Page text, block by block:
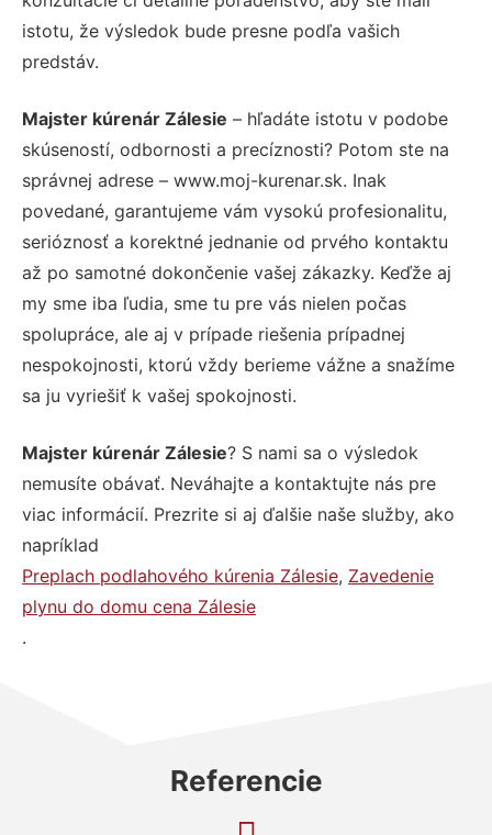
istotu, že výsledok bude presne podľa vašich
predstáv.
Majster kúrenár Zálesie – hľadáte istotu v podobe
skúseností, odbornosti a precíznosti? Potom ste na
správnej adrese – www.moj-kurenar.sk. Inak
povedané, garantujeme vám vysokú profesionalitu,
serióznosť a korektné jednanie od prvého kontaktu
až po samotné dokončenie vašej zákazky. Keďže aj
my sme iba ľudia, sme tu pre vás nielen počas
spolupráce, ale aj v prípade riešenia prípadnej
nespokojnosti, ktorú vždy berieme vážne a snažíme
sa ju vyriešiť k vašej spokojnosti.
Majster kúrenár Zálesie? S nami sa o výsledok
nemusíte obávať. Neváhajte a kontaktujte nás pre
viac informácií. Prezrite si aj ďalšie naše služby, ako
napríklad
Preplach podlahového kúrenia Zálesie, Zavedenie
plynu do domu cena Zálesie
.
Referencie